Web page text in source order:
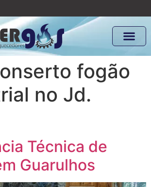
fogão
no Jd.
Técnica de
Guarulhos